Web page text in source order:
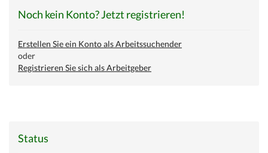
Noch kein Konto? Jetzt registrieren!
Erstellen Sie ein Konto als Arbeitssuchender
oder
Registrieren Sie sich als Arbeitgeber
Status